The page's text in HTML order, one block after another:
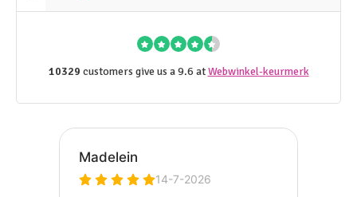
10329 customers give us a 9.6 atWebwinkel-keurmerk